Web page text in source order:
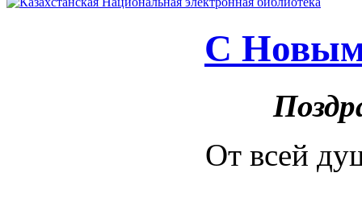
С Новым
От всей